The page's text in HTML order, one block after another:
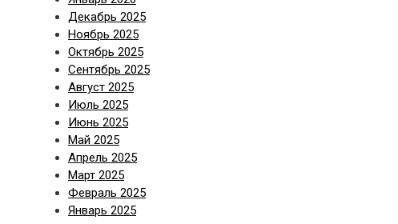
Декабрь 2025
Ноябрь 2025
Октябрь 2025
Сентябрь 2025
Август 2025
Июль 2025
Июнь 2025
Май 2025
Апрель 2025
Март 2025
Февраль 2025
Январь 2025